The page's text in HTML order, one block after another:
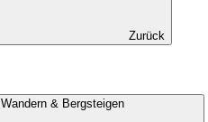
Zurück
Wandern & Bergsteigen